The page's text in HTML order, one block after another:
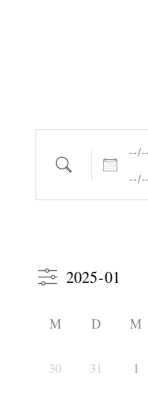
Suche
Daten
M D M
30 31 1